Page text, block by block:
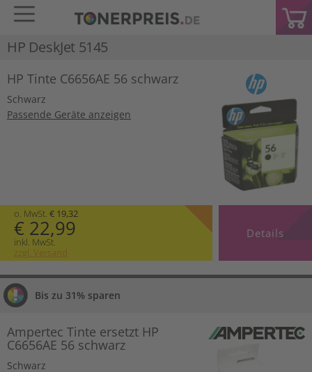
HP DeskJet 5145
HP Tinte C6656AE 56 schwarz
Schwarz
Passende Geräte anzeigen
o. MwSt. € 19,32
€ 22,99
inkl. MwSt.
zzgl. Versand
Details
Bis zu 31% sparen
Ampertec Tinte ersetzt HP
C6656AE 56 schwarz
Schwarz